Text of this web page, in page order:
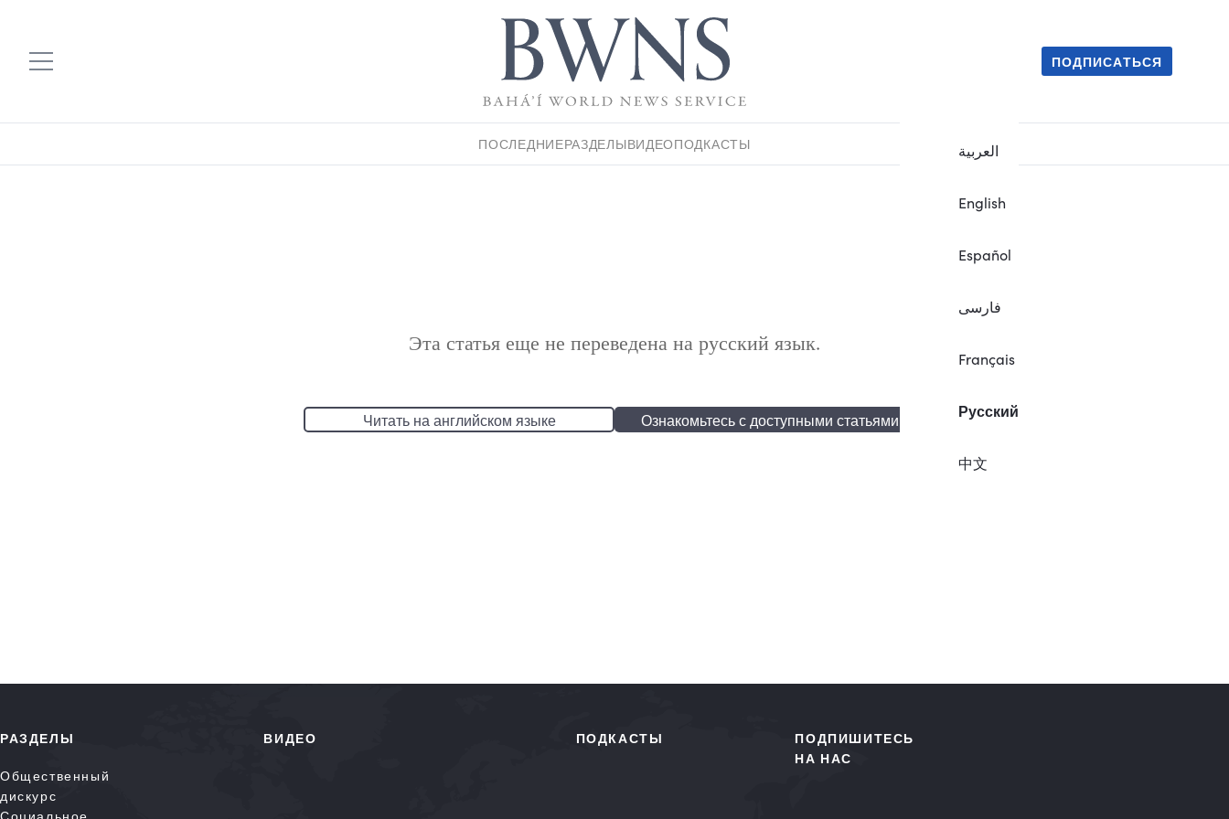
العربية
English
Español
فارسی
Français
Русский
中文
ПОДПИСАТЬСЯ
ПОСЛЕДНИЕРАЗДЕЛЫВИДЕОПОДКАСТЫ
Эта статья еще не переведена на русский язык.
Читать на английском языке Ознакомьтесь с доступными статьями
РАЗДЕЛЫ
Общественный
дискурс
Социальное
ВИДЕО ПОДКАСТЫ
ПОДПИШИТЕСЬ
НА НАС